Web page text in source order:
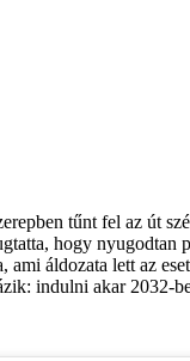
tűnt fel az út
hogy nyugodtan
ami áldozata lett az
indulni akar 2032-